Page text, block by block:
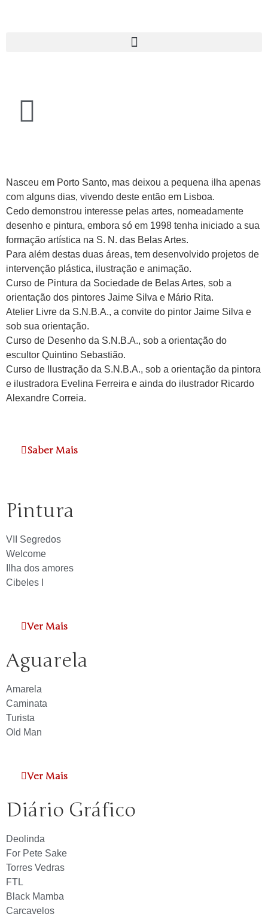
Nasceu em Porto Santo, mas deixou a pequena ilha apenas
com alguns dias, vivendo deste então em Lisboa.
Cedo demonstrou interesse pelas artes, nomeadamente
desenho e pintura, embora só em 1998 tenha iniciado a sua
formação artística na S. N. das Belas Artes.
Para além destas duas áreas, tem desenvolvido projetos de
intervenção plástica, ilustração e animação.
Curso de Pintura da Sociedade de Belas Artes, sob a
orientação dos pintores Jaime Silva e Mário Rita.
Atelier Livre da S.N.B.A., a convite do pintor Jaime Silva e
sob sua orientação.
Curso de Desenho da S.N.B.A., sob a orientação do
escultor Quintino Sebastião.
Curso de Ilustração da S.N.B.A., sob a orientação da pintora
e ilustradora Evelina Ferreira e ainda do ilustrador Ricardo
Alexandre Correia.
Saber Mais
Pintura
VII Segredos
Welcome
Ilha dos amores
Cibeles I
Ver Mais
Aguarela
Amarela
Caminata
Turista
Old Man
Ver Mais
Diário Gráfico
Deolinda
For Pete Sake
Torres Vedras
FTL
Black Mamba
Carcavelos